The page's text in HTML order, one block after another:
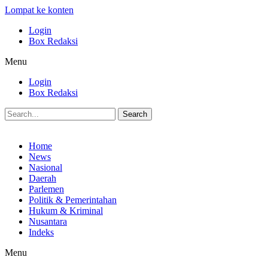
Lompat ke konten
Login
Box Redaksi
Menu
Login
Box Redaksi
Search
Home
News
Nasional
Daerah
Parlemen
Politik & Pemerintahan
Hukum & Kriminal
Nusantara
Indeks
Menu